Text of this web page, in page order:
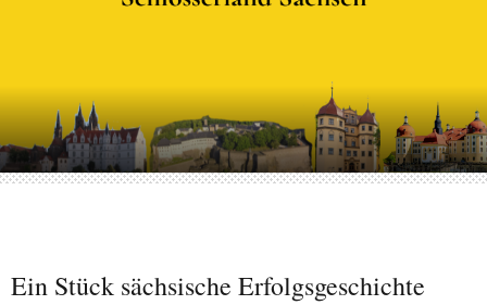
Ein Stück sächsische Erfolgsgeschichte